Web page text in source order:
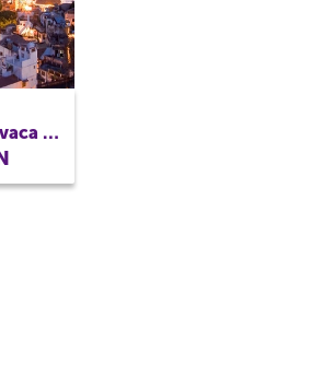
Combo Taxco y Cuernavaca más Puebla y Cholula